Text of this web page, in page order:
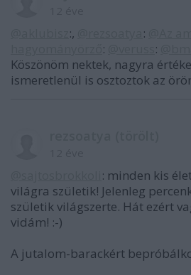
:, :
: :
Köszönöm nektek, nagyra
ismeretlenül is osztoztok az
: minden kis
világra születik! Jelenleg
születik világszerte. Hát ezért
vidám! :-)
A jutalom-barackért